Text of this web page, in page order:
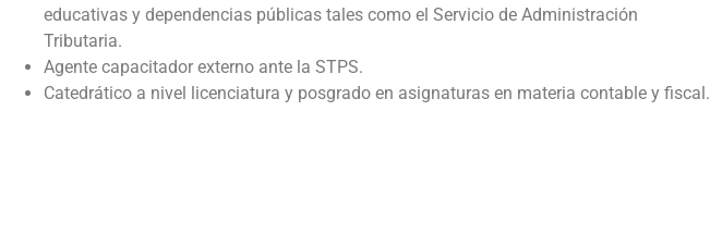
educativas y dependencias públicas tales como el Servicio de Administración
Tributaria.
Agente capacitador externo ante la STPS.
Catedrático a nivel licenciatura y posgrado en asignaturas en materia contable y fiscal.